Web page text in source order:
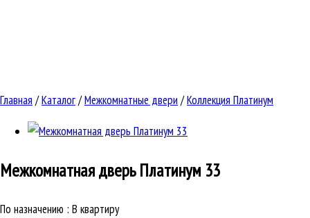
Главная /Каталог/Межкомнатные двери /Коллекция Платинум
Межкомнатная дверь Платинум 33
По назначению : В квартиру